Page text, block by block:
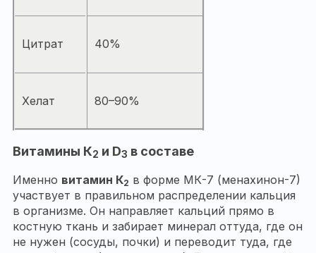
Цитрат 40%
Хелат 80–90%
Витамины К2 и D3 в составе
Именно витамин К2 в форме МК-7 (менахинон-7)
участвует в правильном распределении кальция
в организме. Он направляет кальций прямо в
костную ткань и забирает минерал оттуда, где он
не нужен (сосуды, почки) и переводит туда, где